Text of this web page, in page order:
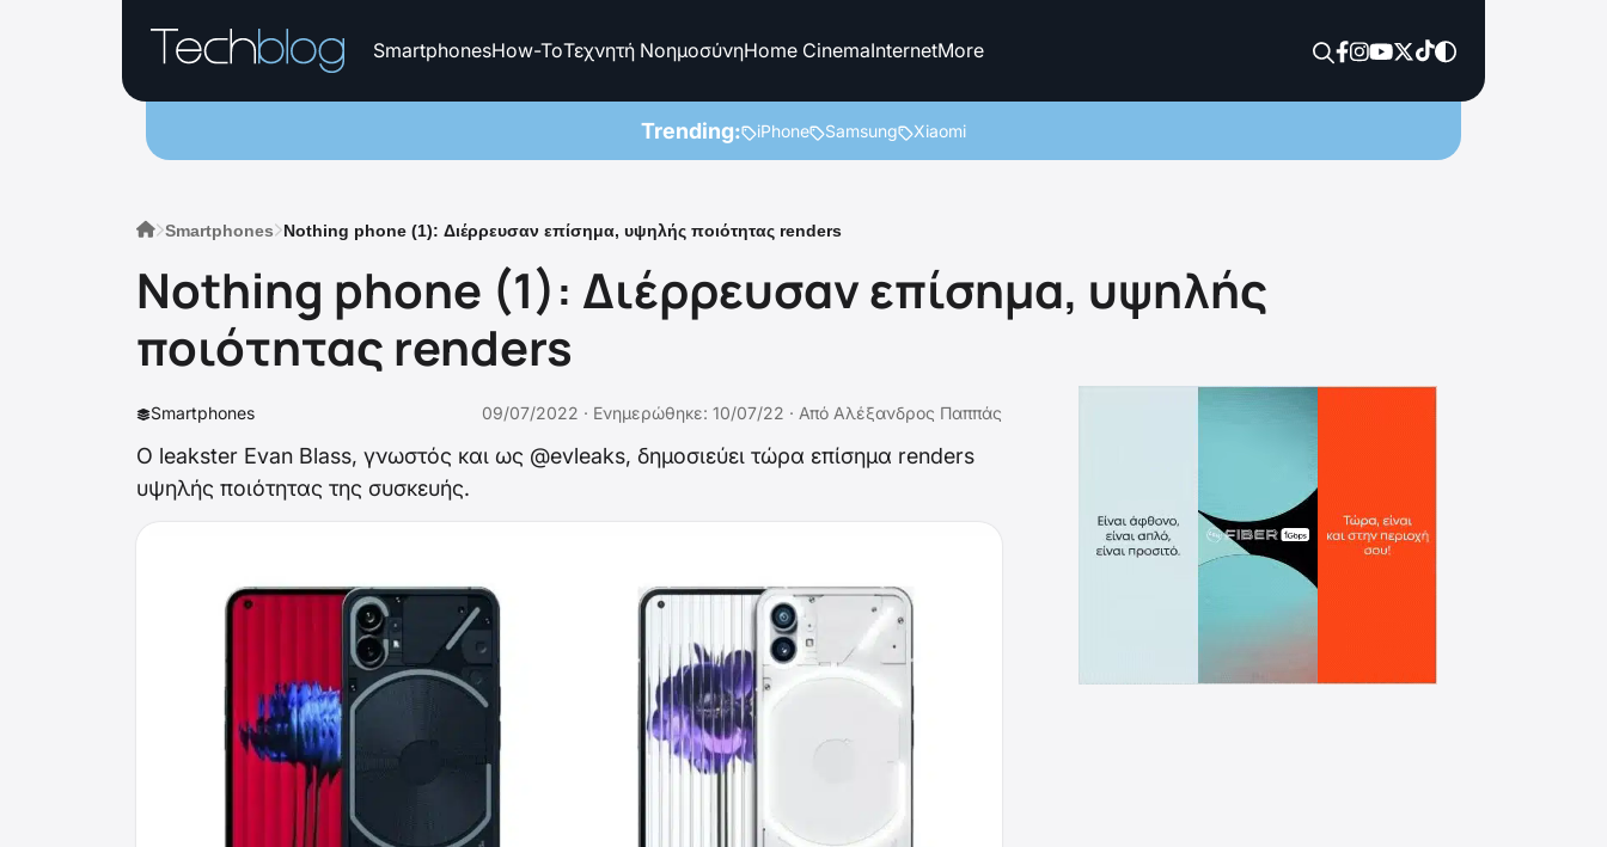
SmartphonesHow-ToΤεχνητή ΝοημοσύνηHome CinemaInternetMore
Trending: iPhone Samsung Xiaomi
Smartphones Nothing phone (1): Διέρρευσαν επίσημα, υψηλής ποιότητας renders
Nothing phone (1): Διέρρευσαν επίσημα, υψηλής
ποιότητας renders
Smartphones 09/07/2022 · Ενημερώθηκε: 10/07/22 · Από Αλέξανδρος Παππάς
O leakster Evan Blass, γνωστός και ως @evleaks, δημοσιεύει τώρα επίσημα renders
υψηλής ποιότητας της συσκευής.